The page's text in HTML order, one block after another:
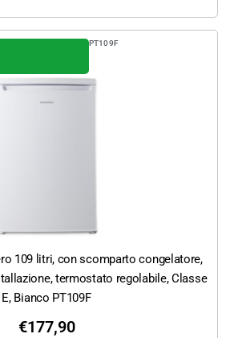
PT109F
109 litri, con scomparto congelatore,
termostato regolabile, Classe
E, Bianco PT109F
€177,90